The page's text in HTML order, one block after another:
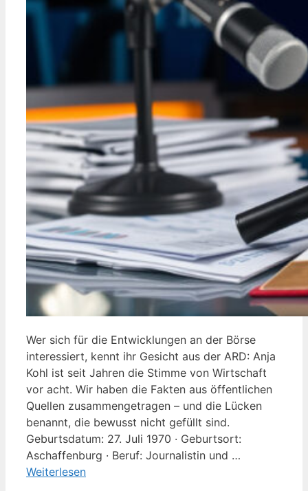
Wer sich für die Entwicklungen an der Börse
interessiert, kennt ihr Gesicht aus der ARD: Anja
Kohl ist seit Jahren die Stimme von Wirtschaft
vor acht. Wir haben die Fakten aus öffentlichen
Quellen zusammengetragen – und die Lücken
benannt, die bewusst nicht gefüllt sind.
Geburtsdatum: 27. Juli 1970 · Geburtsort:
Aschaffenburg · Beruf: Journalistin und …
Weiterlesen